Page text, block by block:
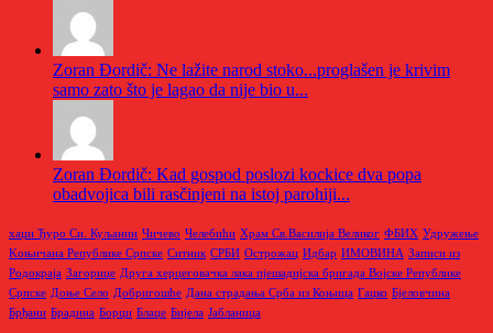
Zoran Đordič: Ne lažite narod stoko...proglašen je krivim
samo zato što je lagao da nije bio u...
Zoran Đordič: Kad gospod poslozi kockice dva popa
obadvojica bili rasčinjeni na istoj parohiji...
хаџи Ђуро Си. Куљанин Чичево Челебићи Храм Св.Василија Великог ФБИХ Удружење
Kоњичана Републике Српске Ситник СРБИ Острожац Идбар ИМОВИНА Записи из
Родoкраја Загорице Друга херцеговачка лака пјешадијска бригада Војске Републике
Српске Доње Село Добригошће Дана страдања Срба из Коњица Гацко Бјеловчина
Брђани Брадина Борци Блаце Бијела Јабланица